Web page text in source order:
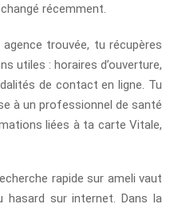
récemment.
trouvée, tu récupères
utiles : horaires d’ouverture,
de contact en ligne. Tu
à un professionnel de santé
liées à ta carte Vitale,
rapide sur ameli vaut
hasard sur internet. Dans la